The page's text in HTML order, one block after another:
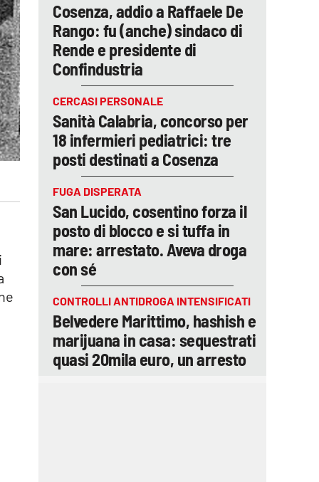
Cosenza, addio a Raffaele De
Rango: fu (anche) sindaco di
Rende e presidente di
Confindustria
CERCASI PERSONALE
Sanità Calabria, concorso per
18 infermieri pediatrici: tre
posti destinati a Cosenza
FUGA DISPERATA
San Lucido, cosentino forza il
posto di blocco e si tuffa in
mare: arrestato. Aveva droga
con sé
CONTROLLI ANTIDROGA INTENSIFICATI
Belvedere Marittimo, hashish e
marijuana in casa: sequestrati
quasi 20mila euro, un arresto